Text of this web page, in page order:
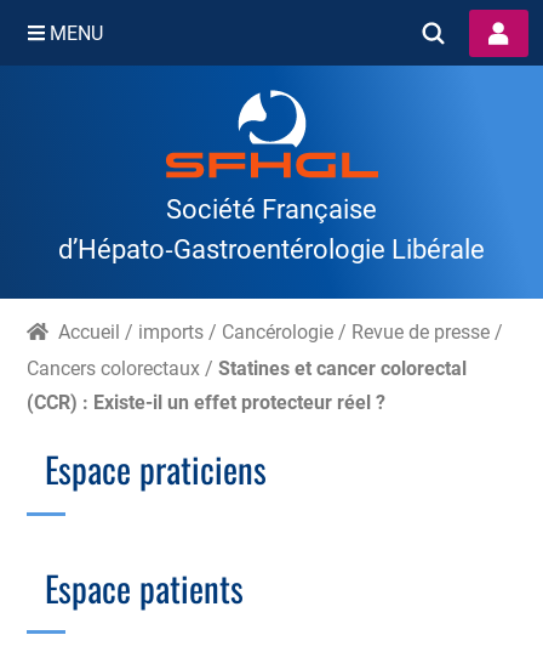
Skip
MENU
Société Française
d’Hépato‑Gastroentérologie Libérale
Accueil / imports / Cancérologie / Revue de presse /
Cancers colorectaux /Statines et cancer colorectal
(CCR) : Existe-il un effet protecteur réel ?
Espace praticiens
Échographie
Cotation des actes, lien avec les syndicats
Espace patients